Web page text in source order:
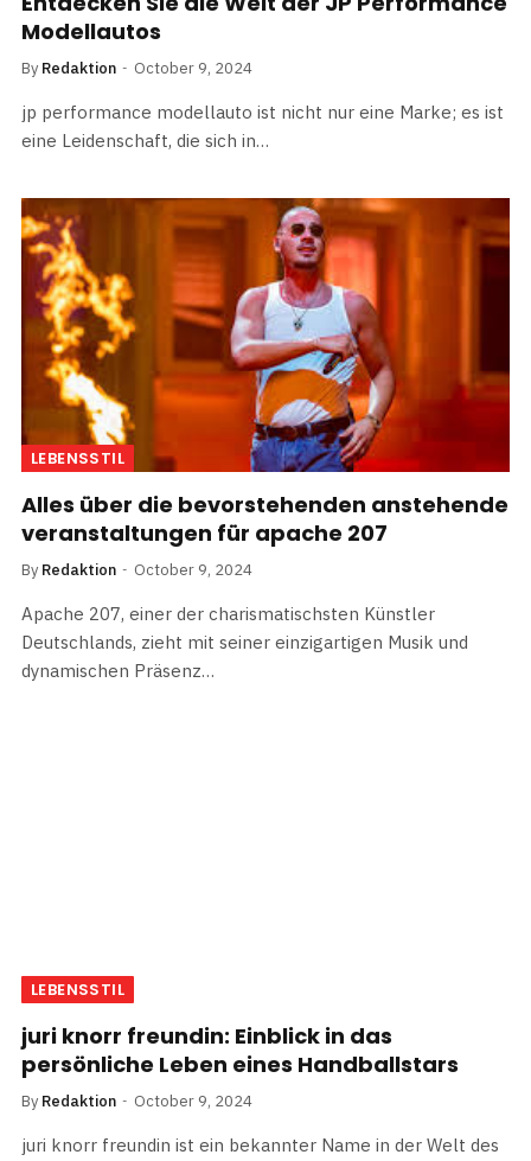
Modellautos
By Redaktion October 9, 2024
jp performance modellauto ist nicht nur eine Marke; es ist
eine Leidenschaft, die sich in…
LEBENSSTIL
Alles über die bevorstehenden anstehende
veranstaltungen für apache 207
By Redaktion October 9, 2024
Apache 207, einer der charismatischsten Künstler
Deutschlands, zieht mit seiner einzigartigen Musik und
dynamischen Präsenz…
LEBENSSTIL
juri knorr freundin: Einblick in das
persönliche Leben eines Handballstars
By Redaktion October 9, 2024
juri knorr freundin ist ein bekannter Name in der Welt des